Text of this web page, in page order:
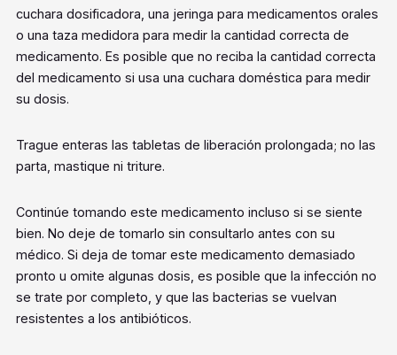
cuchara dosificadora, una jeringa para medicamentos orales
o una taza medidora para medir la cantidad correcta de
medicamento. Es posible que no reciba la cantidad correcta
del medicamento si usa una cuchara doméstica para medir
su dosis.
Trague enteras las tabletas de liberación prolongada; no las
parta, mastique ni triture.
Continúe tomando este medicamento incluso si se siente
bien. No deje de tomarlo sin consultarlo antes con su
médico. Si deja de tomar este medicamento demasiado
pronto u omite algunas dosis, es posible que la infección no
se trate por completo, y que las bacterias se vuelvan
resistentes a los antibióticos.